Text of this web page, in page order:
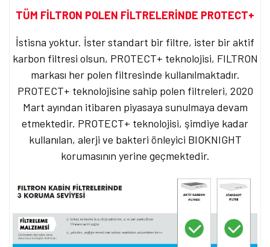
TÜM FİLTRON POLEN FİLTRELERİNDE PROTECT+
İstisna yoktur. İster standart bir filtre, ister bir aktif
karbon filtresi olsun, PROTECT+ teknolojisi, FILTRON
markası her polen filtresinde kullanılmaktadır.
PROTECT+ teknolojisine sahip polen filtreleri, 2020
Mart ayından itibaren piyasaya sunulmaya devam
etmektedir. PROTECT+ teknolojisi, şimdiye kadar
kullanılan, alerji ve bakteri önleyici BIOKNIGHT
korumasının yerine geçmektedir.